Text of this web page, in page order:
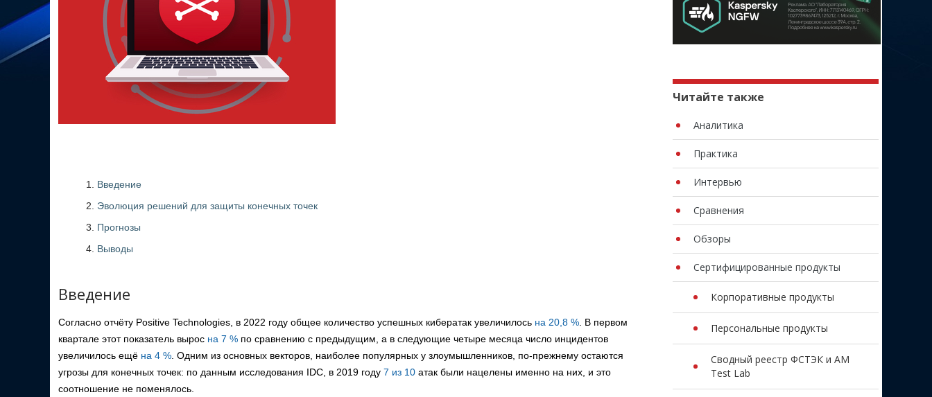
Введение
Эволюция решений для защиты конечных точек
Прогнозы
Выводы
Введение
Согласно отчёту Positive Technologies, в 2022 году общее количество успешных кибератак увеличилось на 20,8 % . В первом
квартале этот показатель вырос на 7 % по сравнению с предыдущим, а в следующие четыре месяца число инцидентов
увеличилось ещё на 4 % . Одним из основных векторов, наиболее популярных у злоумышленников, по-прежнему остаются
угрозы для конечных точек: по данным исследования IDC, в 2019 году 7 из 10 атак были нацелены именно на них, и это
соотношение не поменялось.
Читайте также
Аналитика
Практика
Интервью
Сравнения
Обзоры
Сертифицированные продукты
Корпоративные продукты
Персональные продукты
Сводный реестр ФСТЭК и AM
Test Lab